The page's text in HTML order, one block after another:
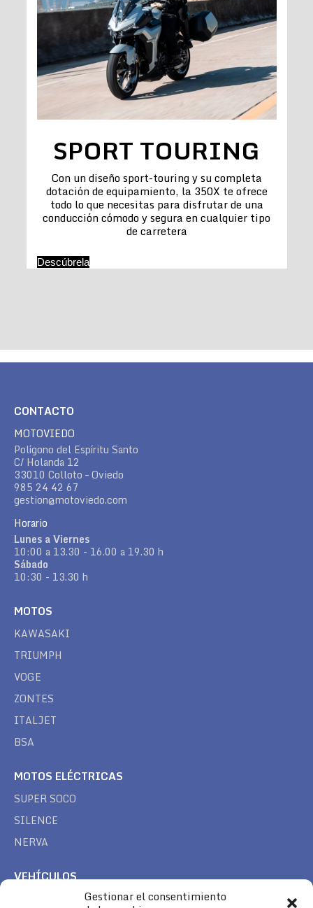
Gestionar el consentimiento
SPORT TOURING
Con un diseño sport-touring y su completa
dotación de equipamiento, la 350X te ofrece
todo lo que necesitas para disfrutar de una
conducción cómodo y segura en cualquier tipo
de carretera
Descúbrela
CONTACTO
MOTOVIEDO
Polígono del Espíritu Santo
C/ Holanda 12
33010 Colloto – Oviedo
985 24 42 67
gestion@motoviedo.com
Horario
Lunes a Viernes
10:00 a 13.30 - 16.00 a 19.30 h
Sábado
10:30 - 13.30 h
MOTOS
KAWASAKI
TRIUMPH
VOGE
ZONTES
ITALJET
BSA
MOTOS ELÉCTRICAS
SUPER SOCO
SILENCE
NERVA
VEHÍCULOS